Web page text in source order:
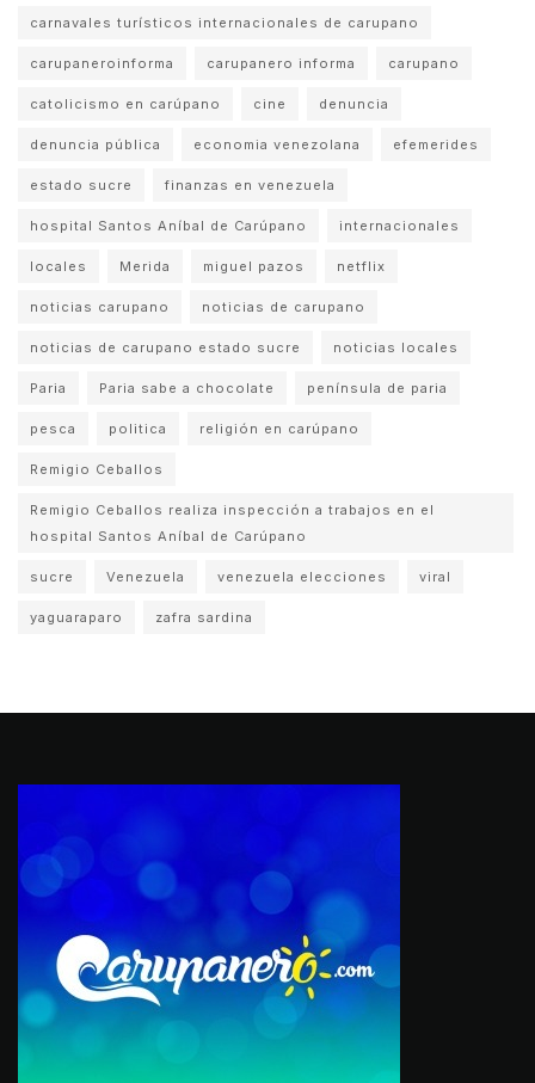
carnavales turísticos internacionales de carupano
carupaneroinforma carupanero informa carupano
catolicismo en carúpano cine denuncia
denuncia pública economia venezolana efemerides
estado sucre finanzas en venezuela
hospital Santos Aníbal de Carúpano internacionales
locales Merida miguel pazos netflix
noticias carupano noticias de carupano
noticias de carupano estado sucre noticias locales
Paria Paria sabe a chocolate península de paria
pesca politica religión en carúpano
Remigio Ceballos
Remigio Ceballos realiza inspección a trabajos en el
hospital Santos Aníbal de Carúpano
sucre Venezuela venezuela elecciones viral
yaguaraparo zafra sardina